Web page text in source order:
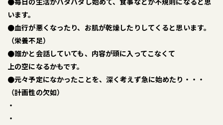
います。
●血行が悪くなったり、お肌が乾燥したりしてくると思います。
（栄養不足）
●誰かと会話していても、内容が頭に入ってこなくて
上の空になるかもです。
●元々予定になかったことを、深く考えず急に始めたり・・・
（計画性の欠如）
・
・